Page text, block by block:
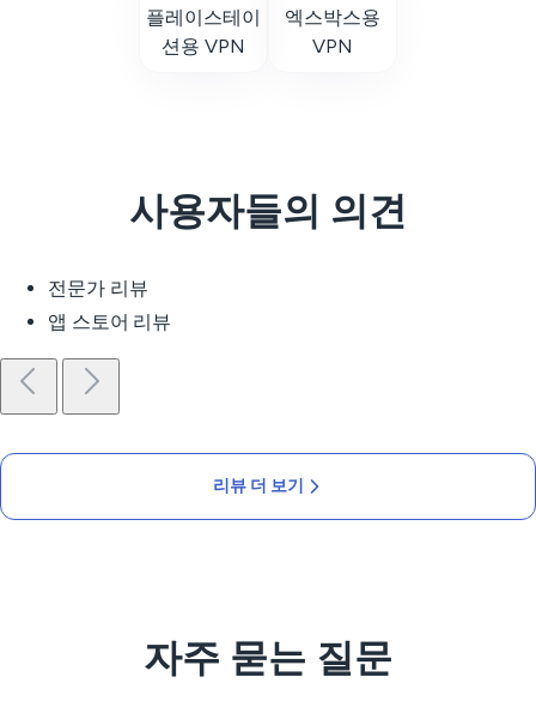
플레이스테이
션용 VPN
엑스박스용
VPN
사용자들의 의견
전문가 리뷰
앱 스토어 리뷰
리뷰 더 보기
자주 묻는 질문